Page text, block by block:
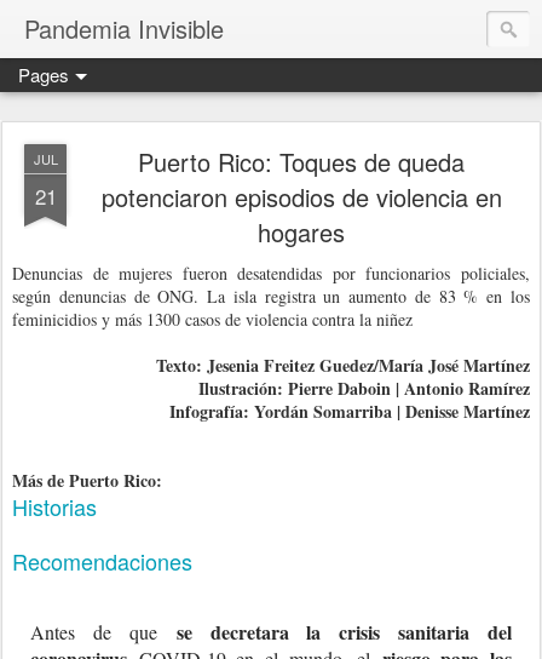
Pandemia Invisible
Pages
JUL
21
Puerto Rico: Toques de queda
potenciaron episodios de violencia en
hogares
Denuncias de mujeres fueron desatendidas por funcionarios policiales,
según denuncias de ONG. La isla registra un aumento de 83 % en los
feminicidios y más 1300 casos de violencia contra la niñez
Texto: Jesenia Freitez Guedez/María José Martínez
Ilustración: Pierre Daboin | Antonio Ramírez
Infografía: Yordán Somarriba | Denisse Martínez
Más de Puerto Rico:
Historias
Recomendaciones
Antes de que se decretara la crisis sanitaria del